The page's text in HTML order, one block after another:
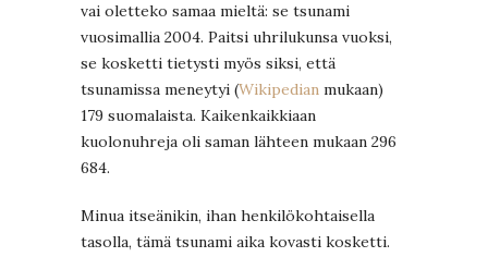
vai oletteko samaa mieltä: se tsunami
vuosimallia 2004. Paitsi uhrilukunsa vuoksi,
se kosketti tietysti myös siksi, että
tsunamissa meneytyi (Wikipedian mukaan)
179 suomalaista. Kaikenkaikkiaan
kuolonuhreja oli saman lähteen mukaan 296
684.
Minua itseänikin, ihan henkilökohtaisella
tasolla, tämä tsunami aika kovasti kosketti.